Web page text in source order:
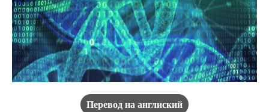
Перевод на англиский